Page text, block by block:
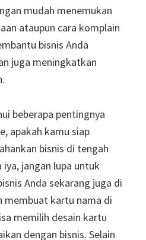
mudah menemukan
ataupun cara komplain
bisnis Anda
juga meningkatkan
beberapa pentingnya
apakah kamu siap
bisnis di tengah
jangan lupa untuk
Anda sekarang juga di
membuat kartu nama di
memilih desain kartu
dengan bisnis. Selain